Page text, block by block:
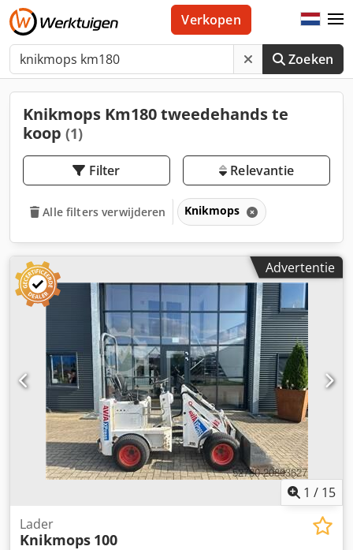
Zoeken
Verkopen
Knikmops Km180 tweedehands te
koop (1)
Filter Relevantie
Alle filters verwijderen Knikmops
Advertentie
1 / 15
Lader
Knikmops 100